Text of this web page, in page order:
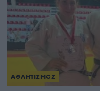
ΑΘΛΗΤΙΣΜΟΣ